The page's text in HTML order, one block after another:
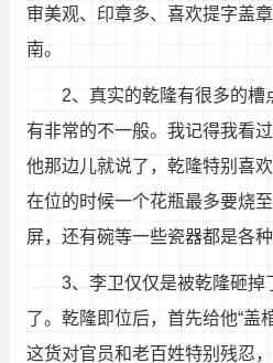
审美观、印章多、喜欢提字盖
南。
2、真实的乾隆有很多的
有非常的不一般。我记得我看
他那边儿就说了，乾隆特别喜
在位的时候一个花瓶最多要烧
屏，还有碗等一些瓷器都是各种
3、李卫仅仅是被乾隆砸掉
了。乾隆即位后，首先给他“盖
这货对官员和老百姓特别残忍